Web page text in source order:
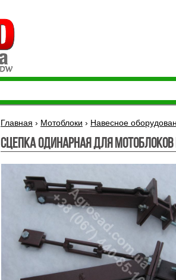
Главная › Мотоблоки › Навесное
Сцепка одинарная для мотоблоков